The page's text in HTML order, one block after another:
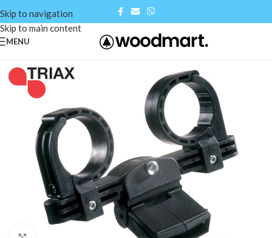
Skip to navigation
Skip to main content
MENU